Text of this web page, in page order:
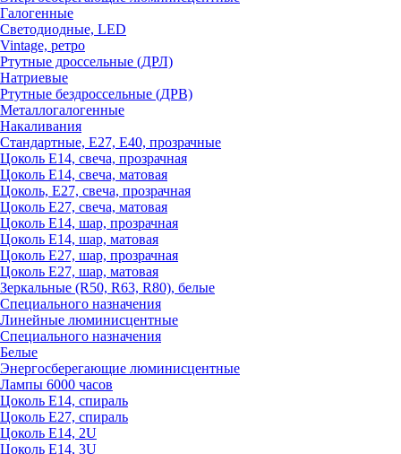
Галогенные
Светодиодные, LED
Vintage, ретро
Ртутные дроссельные (ДРЛ)
Натриевые
Ртутные бездроссельные (ДРВ)
Металлогалогенные
Накаливания
Стандартные, Е27, Е40, прозрачные
Цоколь Е14, свеча, прозрачная
Цоколь Е14, свеча, матовая
Цоколь, Е27, свеча, прозрачная
Цоколь Е27, свеча, матовая
Цоколь Е14, шар, прозрачная
Цоколь Е14, шар, матовая
Цоколь Е27, шар, прозрачная
Цоколь Е27, шар, матовая
Зеркальные (R50, R63, R80), белые
Специального назначения
Линейные люминисцентные
Специального назначения
Белые
Энергосберегающие люминисцентные
Лампы 6000 часов
Цоколь Е14, спираль
Цоколь Е27, спираль
Цоколь Е14, 2U
Цоколь Е14, 3U